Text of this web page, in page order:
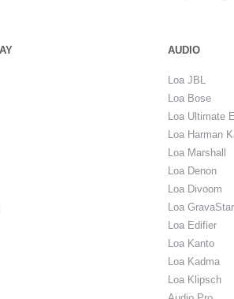
AUDIO
Loa JBL
Loa Bose
Loa Ultimate
Loa Harman
Loa Marshall
Loa Denon
Loa Divoom
Loa GravaStar
Loa Edifier
Loa Kanto
Loa Kadma
Loa Klipsch